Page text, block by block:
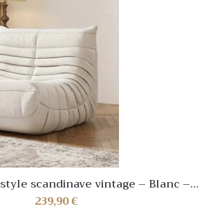
scandinave vintage – Blanc –
NEUF✅
239,90€